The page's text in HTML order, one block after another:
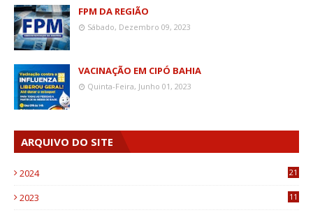
FPM DA REGIÃO
Sábado, Dezembro 09, 2023
VACINAÇÃO EM CIPÓ BAHIA
Quinta-Feira, Junho 01, 2023
ARQUIVO DO SITE
2024 21
2023
11